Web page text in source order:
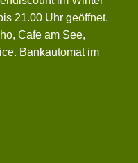
21.00 Uhr geöffnet.
Cafe am See,
Bankautomat im